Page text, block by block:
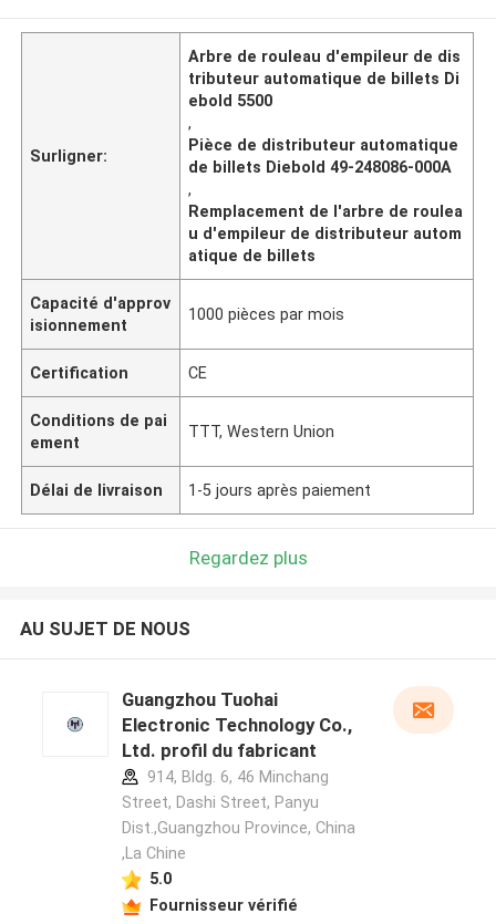
Surligner:
Arbre de rouleau d'empileur de dis
tributeur automatique de billets Di
ebold 5500
,
Pièce de distributeur automatique
de billets Diebold 49-248086-000A
,
Remplacement de l'arbre de roulea
u d'empileur de distributeur autom
atique de billets
Capacité d'approv
isionnement
1000 pièces par mois
Certification CE
Conditions de pai
ement
TTT, Western Union
Délai de livraison 1-5 jours après paiement
Regardez plus
AU SUJET DE NOUS
Guangzhou Tuohai
Electronic Technology Co.,
Ltd. profil du fabricant
914, Bldg. 6, 46 Minchang
Street, Dashi Street, Panyu
Dist.,Guangzhou Province, China
,La Chine
5.0
Fournisseur vérifié